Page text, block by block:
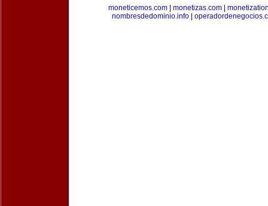
moneticemos.com
monetizas.com
nombresdedominio.info|